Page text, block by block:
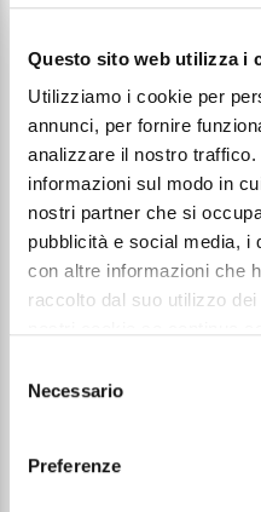
Questo sito web utilizza i
Utilizziamo i cookie per
annunci, per fornire
analizzare il nostro
informazioni sul modo in
nostri partner che si
pubblicità e social media, i
con altre informazioni che
raccolto dal suo utilizzo
delNecessario
Preferenze
Condividi questo
Facebook
100Ml Elixir
irresistibilmente goloso.
subito i sensi. Il cuore,
la sensualità della